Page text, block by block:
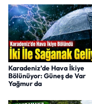
Karadeniz’de Hava İkiye
Bölünüyor: Güneş de Var
Yağmur da